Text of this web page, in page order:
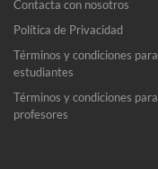
Contacta con nosotros
Política de Privacidad
Términos y condiciones para
estudiantes
Términos y condiciones para
profesores